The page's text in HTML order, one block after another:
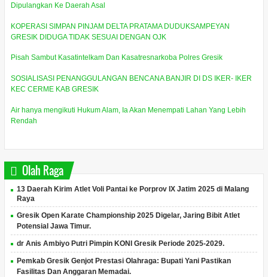
Dipulangkan Ke Daerah Asal
KOPERASI SIMPAN PINJAM DELTA PRATAMA DUDUKSAMPEYAN
GRESIK DIDUGA TIDAK SESUAI DENGAN OJK
Pisah Sambut Kasatintelkam Dan Kasatresnarkoba Polres Gresik
SOSIALISASI PENANGGULANGAN BENCANA BANJIR DI DS IKER- IKER
KEC CERME KAB GRESIK
Air hanya mengikuti Hukum Alam, Ia Akan Menempati Lahan Yang Lebih
Rendah
Olah Raga
13 Daerah Kirim Atlet Voli Pantai ke Porprov IX Jatim 2025 di Malang
Raya
Gresik Open Karate Championship 2025 Digelar, Jaring Bibit Atlet
Potensial Jawa Timur.
dr Anis Ambiyo Putri Pimpin KONI Gresik Periode 2025-2029.
Pemkab Gresik Genjot Prestasi Olahraga: Bupati Yani Pastikan
Fasilitas Dan Anggaran Memadai.